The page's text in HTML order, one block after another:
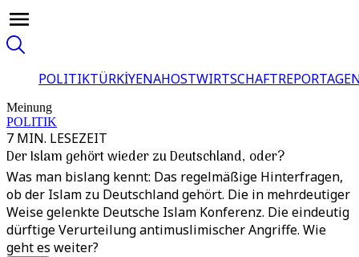
POLITIKTÜRKİYENAHOSTWIRTSCHAFT
Meinung
POLITIK
7 MIN. LESEZEIT
Der Islam gehört wieder zu Deutschland, oder?
Was man bislang kennt: Das regelmäßige Hinterfragen,
ob der Islam zu Deutschland gehört. Die in mehrdeutiger
Weise gelenkte Deutsche Islam Konferenz. Die eindeutig
dürftige Verurteilung antimuslimischer Angriffe. Wie
geht es weiter?